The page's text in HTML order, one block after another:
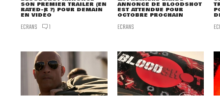
SON PREMIER TRAILER (EN
RATED-R ?) POUR DEMAIN
EN VIDÉO
ECRANS 1
ANNONCE DE BLOODSHOT
EST ATTENDUE POUR
OCTOBRE PROCHAIN
ECRANS